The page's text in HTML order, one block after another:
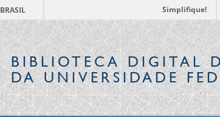
BRASIL Simplifique!
BIBLIOTECA DIGITAL
DA UNIVERSIDADE